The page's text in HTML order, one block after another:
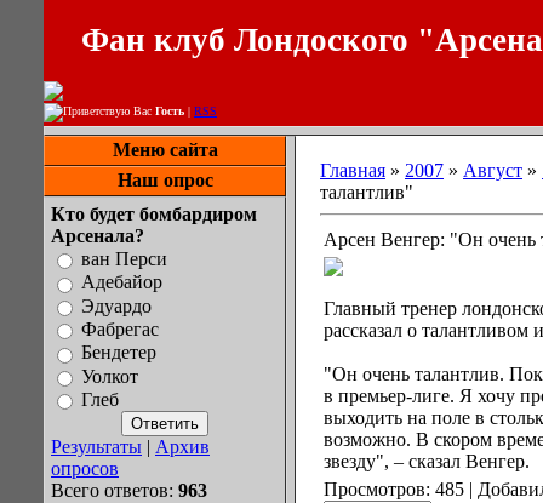
Фан клуб Лондоского
Приветствую Вас Гость | RSS
Меню сайта
Наш опрос
Кто будет бомбардиром
Арсенала?
ван Перси
Адебайор
Эдуардо
Фабрегас
Бендетер
Уолкот
Глеб
Результаты | Архив
опросов
Всего ответов: 963
Главная » 2007 » Август »
талантлив"
Арсен Венгер: "Он очень
Главный тренер
рассказал о
"Он очень талантлив.
в премьер-лиге. Я хочу
выходить на поле в
возможно. В скором
звезду", – сказал Венгер.
Просмотров: 485 |